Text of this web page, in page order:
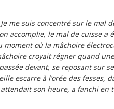
me suis concentré sur le mal
accomplie, le mal de cuisse a
moment où la mâchoire
croyait régner quand
devant, se reposant sur
escarre à l’orée des fesses,
son heure, a fanchi en